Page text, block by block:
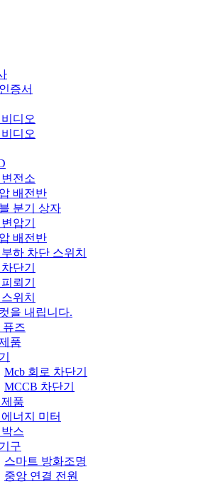
증서
디오
디오
전소
배전반
분기 상자
압기
배전반
하 차단 스위치
단기
뢰기
위치
을 내립니다.
퓨즈
품
Mcb 회로 차단기
MCCB 차단기
품
너지 미터
스
구
스마트 방화조명
중앙 연결 전원